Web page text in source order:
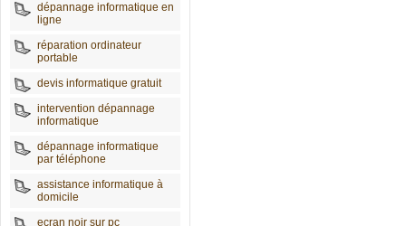
dépannage informatique en
ligne
réparation ordinateur
portable
devis informatique gratuit
intervention dépannage
informatique
dépannage informatique
par téléphone
assistance informatique à
domicile
ecran noir sur pc